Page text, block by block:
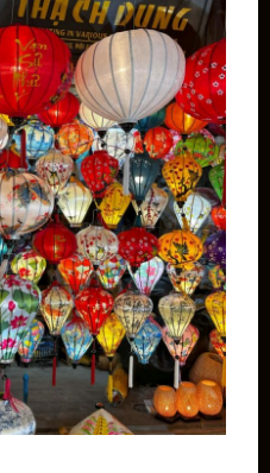
dicas
de
onde
ficar
hospedado